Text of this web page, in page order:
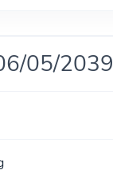
05/2039